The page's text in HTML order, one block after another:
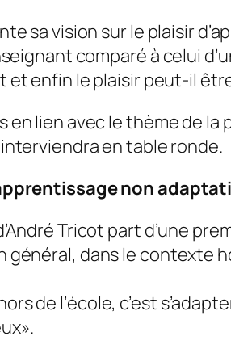
sa vision sur le plaisir
comparé à celui
et enfin le plaisir peut-il
en lien avec le thème de la
en table ronde.
non
Tricot part d’une
général, dans le contexte
de l’école, c’est
».